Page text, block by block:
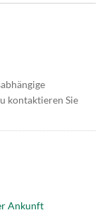
kontaktieren Sie
Ankunft